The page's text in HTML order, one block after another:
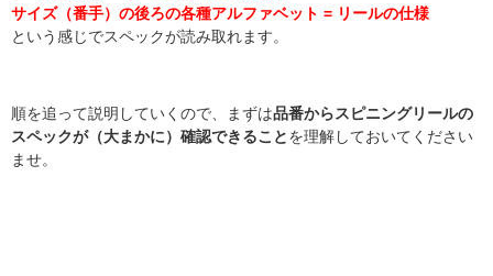
サイズ（番手）の後ろの各種アルファベット = リールの仕様
という感じでスペックが読み取れます。
順を追って説明していくので、まずは品番からスピニングリールの
スペックが（大まかに）確認できること を理解しておいてください
ませ。